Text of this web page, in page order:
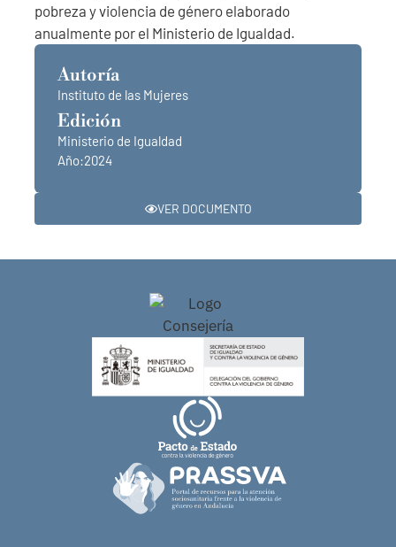
pobreza y violencia de género elaborado
anualmente por el Ministerio de Igualdad.
Autoría
Instituto de las Mujeres
Edición
Ministerio de Igualdad
Año:2024
VER DOCUMENTO